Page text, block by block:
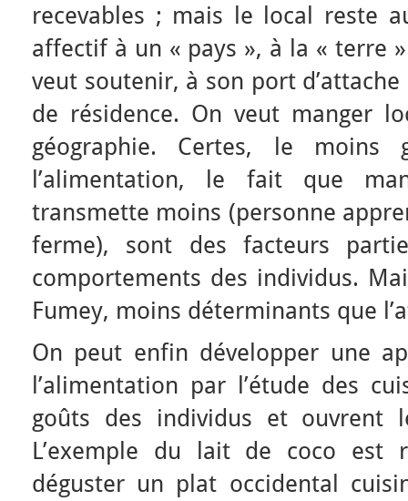
recevables ; mais le local reste
affectif à un « pays », à la « terre
veut soutenir, à son port
de résidence. On veut manger
géographie. Certes, le moins
l’alimentation, le fait que
transmette moins (personne
ferme), sont des facteurs
comportements des individus.
Fumey, moins déterminants que
On peut enfin développer une
l’alimentation par l’étude des
goûts des individus et ouvrent
L’exemple du lait de coco
déguster un plat occidental